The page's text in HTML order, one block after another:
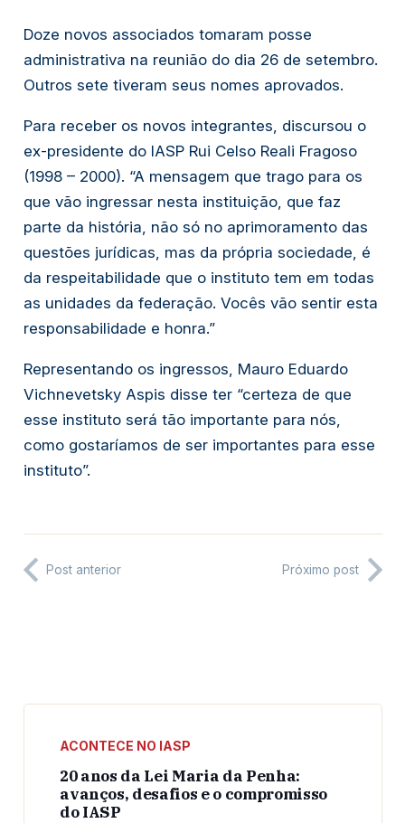
Doze novos associados tomaram posse
administrativa na reunião do dia 26 de setembro.
Outros sete tiveram seus nomes aprovados.
Para receber os novos integrantes, discursou o
ex-presidente do IASP Rui Celso Reali Fragoso
(1998 – 2000). “A mensagem que trago para os
que vão ingressar nesta instituição, que faz
parte da história, não só no aprimoramento das
questões jurídicas, mas da própria sociedade, é
da respeitabilidade que o instituto tem em todas
as unidades da federação. Vocês vão sentir esta
responsabilidade e honra.”
Representando os ingressos, Mauro Eduardo
Vichnevetsky Aspis disse ter “certeza de que
esse instituto será tão importante para nós,
como gostaríamos de ser importantes para esse
instituto”.
Post anterior Próximo post
ACONTECE NO IASP
20 anos da Lei Maria da Penha:
avanços, desafios e o compromisso
do IASP